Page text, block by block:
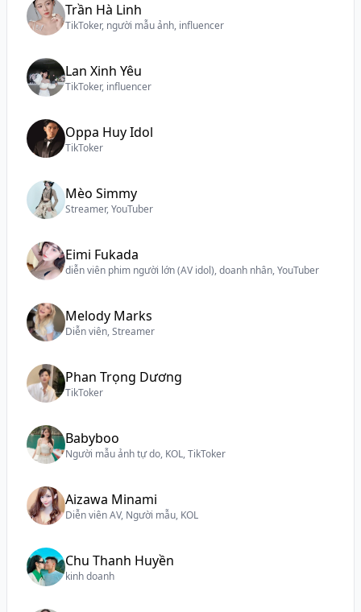
Trần Hà Linh
TikToker, người mẫu ảnh, influencer
Lan Xinh Yêu
TikToker, influencer
Oppa Huy Idol
TikToker
Mèo Simmy
Streamer, YouTuber
Eimi Fukada
diễn viên phim người lớn (AV idol), doanh nhân, YouTuber
Melody Marks
Diễn viên, Streamer
Phan Trọng Dương
TikToker
Babyboo
Người mẫu ảnh tự do, KOL, TikToker
Aizawa Minami
Diễn viên AV, Người mẫu, KOL
Chu Thanh Huyền
kinh doanh